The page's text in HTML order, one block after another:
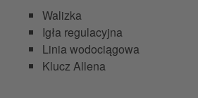
Walizka
Igła regulacyjna
Linia wodociągowa
Klucz Allena